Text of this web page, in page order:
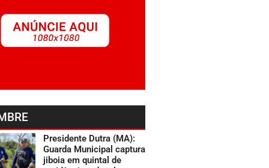
Presidente Dutra (MA):
Guarda Municipal captura
jiboia em quintal de